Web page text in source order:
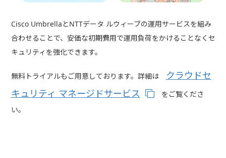
Cisco UmbrellaとNTTデータ ルウィーブの運用サービスを組み
合わせることで、安価な初期費用で運用負荷をかけることなくセ
キュリティを強化できます。
無料トライアルもご用意しております。詳細は
クラウドセ
キュリティ マネージドサービス
をご覧くださ
い。